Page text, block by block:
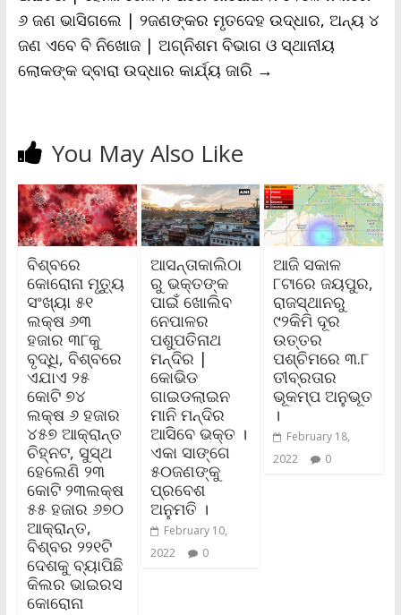
୬ ଜଣ ଭାସିଗଲେ | ୨ଜଣଙ୍କର ମୃତଦେହ ଉଦ୍ଧାର, ଅନ୍ୟ ୪
ଜଣ ଏବେ ବି ନିଖୋଜ | ଅଗ୍ନିଶମ ବିଭାଗ ଓ ସ୍ଥାନୀୟ
ଲୋକଙ୍କ ଦ୍ବାରା ଉଦ୍ଧାର କାର୍ଯ୍ୟ ଜାରି →
You May Also Like
ବିଶ୍ବରେ
କୋରୋନା ମୃତ୍ୟୁ
ସଂଖ୍ୟା ୫୧
ଲକ୍ଷ ୬୩
ହଜାର ୩୮କୁ
ବୃଦ୍ଧି, ବିଶ୍ବରେ
ଏଯାଏ ୨୫
କୋଟି ୭୪
ଲକ୍ଷ ୬ ହଜାର
୪୫୭ ଆକ୍ରାନ୍ତ
ଚିହ୍ନଟ, ସୁସ୍ଥ
ହେଲେଣି ୨୩
କୋଟି ୨୩ଲକ୍ଷ
୫୫ ହଜାର ୬୭୦
ଆକ୍ରାନ୍ତ,
ବିଶ୍ବର ୨୨୧ଟି
ଦେଶକୁ ବ୍ୟାପିଛି
କିଲର ଭାଇରସ
କୋରୋନା
ଆସନ୍ତାକାଲିଠା
ରୁ ଭକ୍ତଙ୍କ
ପାଇଁ ଖୋଲିବ
ନେପାଳର
ପଶୁପତିନାଥ
ମନ୍ଦିର |
କୋଭିଡ
ଗାଇଡଲାଇନ
ମାନି ମନ୍ଦିର
ଆସିବେ ଭକ୍ତ ।
ଏକା ସାଙ୍ଗେ
୫୦ଜଣଙ୍କୁ
ପ୍ରବେଶ
ଅନୁମତି ।
February 10,
2022
0
ଆଜି ସକାଳ
୮ଟାରେ ଜୟପୁର,
ରାଜସ୍ଥାନରୁ
୯୨କିମି ଦୂର
ଉତ୍ତର
ପଶ୍ଚିମରେ ୩.୮
ତୀବ୍ରତାର
ଭୂକମ୍ପ ଅନୁଭୂତ
।
February 18,
2022
0